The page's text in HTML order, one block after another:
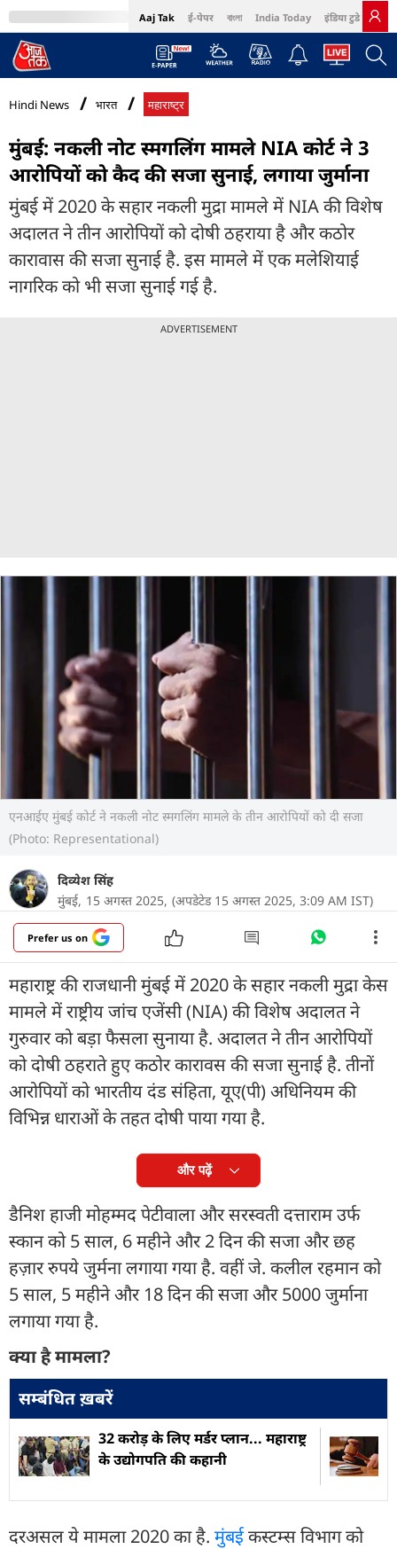
Aaj Tak ई-पेपर বাংলা India Today इंडिया टुडे हिंदी
MumbaiTak Cosmopolitan Harper's Bazaar Northeast
Hindi News भारत महाराष्ट्र
मुंबई: नकली नोट स्मगलिंग मामले NIA कोर्ट ने 3
आरोपियों को कैद की सजा सुनाई, लगाया जुर्माना
मुंबई में 2020 के सहार नकली मुद्रा मामले में NIA की विशेष
अदालत ने तीन आरोपियों को दोषी ठहराया है और कठोर
कारावास की सजा सुनाई है. इस मामले में एक मलेशियाई
नागरिक को भी सजा सुनाई गई है.
ADVERTISEMENT
एनआईए मुंबई कोर्ट ने नकली नोट स्मगलिंग मामले के तीन आरोपियों को दी सजा
(Photo: Representational)
दिव्येश सिंह
मुंबई, 15 अगस्त 2025, (अपडेटेड 15 अगस्त 2025, 3:09 AM IST)
Prefer us on
महाराष्ट्र की राजधानी मुंबई में 2020 के सहार नकली मुद्रा केस
मामले में राष्ट्रीय जांच एजेंसी (NIA) की विशेष अदालत ने
गुरुवार को बड़ा फैसला सुनाया है. अदालत ने तीन आरोपियों
को दोषी ठहराते हुए कठोर कारावस की सजा सुनाई है. तीनों
आरोपियों को भारतीय दंड संहिता, यूए(पी) अधिनियम की
विभिन्न धाराओं के तहत दोषी पाया गया है.
और पढ़ें
डैनिश हाजी मोहम्मद पेटीवाला और सरस्वती दत्ताराम उर्फ
स्कान को 5 साल, 6 महीने और 2 दिन की सजा और छह
हज़ार रुपये जुर्मना लगाया गया है. वहीं जे. कलील रहमान को
5 साल, 5 महीने और 18 दिन की सजा और 5000 जुर्माना
लगाया गया है.
क्या है मामला?
सम्बंधित ख़बरें
32 करोड़ के लिए मर्डर प्लान... महाराष्ट्र
के उद्योगपति की कहानी
दरअसल ये मामला 2020 का है. मुंबईकस्टम्स विभाग को